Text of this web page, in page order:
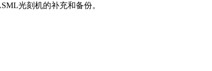
光刻机的补充和备份。